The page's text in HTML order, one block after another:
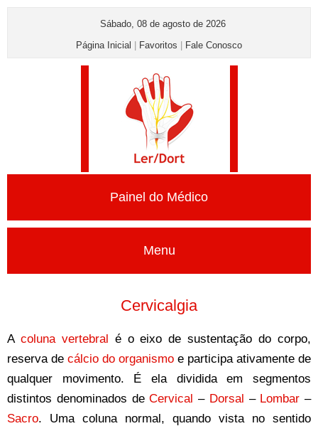
Sábado, 08 de agosto de 2026
Página Inicial
Favoritos Fale Conosco
Painel do Médico
Menu
Cervicalgia
A coluna vertebral é o eixo de sustentação do corpo,
reserva de cálcio do organismo e participa ativamente de
qualquer movimento. É ela dividida em segmentos
distintos denominados deCervical – Dorsal – Lombar –
Sacro. Uma coluna normal, quando vista no sentido